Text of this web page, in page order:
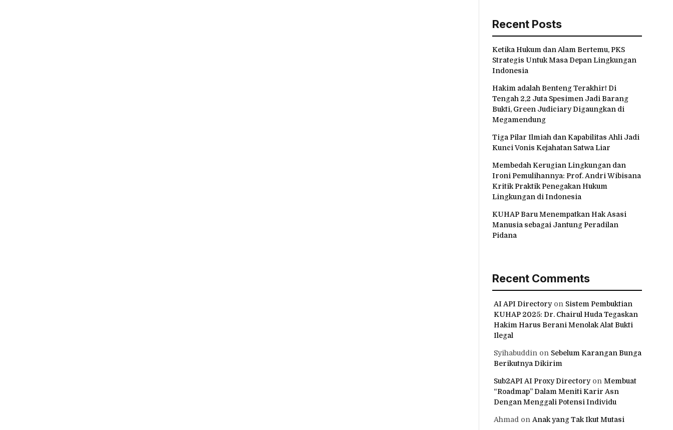
Recent Posts
Ketika Hukum dan Alam Bertemu, PKS
Strategis Untuk Masa Depan Lingkungan
Indonesia
Hakim adalah Benteng Terakhir! Di
Tengah 2,2 Juta Spesimen Jadi Barang
Bukti, Green Judiciary Digaungkan di
Megamendung
Tiga Pilar Ilmiah dan Kapabilitas Ahli Jadi
Kunci Vonis Kejahatan Satwa Liar
Membedah Kerugian Lingkungan dan
Ironi Pemulihannya: Prof. Andri Wibisana
Kritik Praktik Penegakan Hukum
Lingkungan di Indonesia
KUHAP Baru Menempatkan Hak Asasi
Manusia sebagai Jantung Peradilan
Pidana
Recent Comments
AI API Directoryon Sistem Pembuktian
KUHAP 2025: Dr. Chairul Huda Tegaskan
Hakim Harus Berani Menolak Alat Bukti
Ilegal
Syihabuddin on Sebelum Karangan Bunga
Berikutnya Dikirim
Sub2API AI Proxy Directoryon Membuat
“Roadmap” Dalam Meniti Karir Asn
Dengan Menggali Potensi Individu
Ahmad on Anak yang Tak Ikut Mutasi